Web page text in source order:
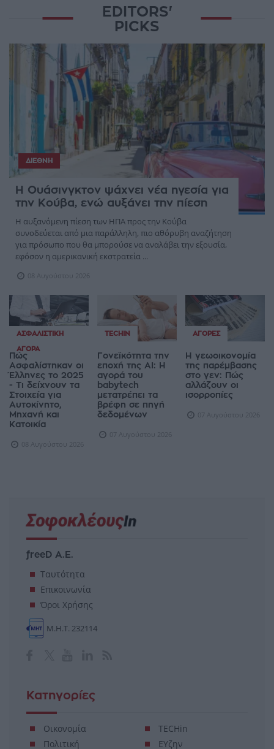
EDITORS'
PICKS
ΔΙΕΘΝΉ
Η Ουάσινγκτον ψάχνει νέα ηγεσία για
την Κούβα, ενώ αυξάνει την πίεση
Η αυξανόμενη πίεση των ΗΠΑ προς την Κούβα
συνοδεύεται από μια παράλληλη, πιο αθόρυβη αναζήτηση
για πρόσωπο που θα μπορούσε να αναλάβει την εξουσία,
εφόσον η αμερικανική εκστρατεία ...
08 Αυγούστου 2026
ΑΣΦΑΛΙΣΤΙΚΉ
ΑΓΟΡΆ
Πώς
Ασφαλίστηκαν οι
Έλληνες το 2025
- Τι δείχνουν τα
Στοιχεία για
Αυτοκίνητο,
Μηχανή και
Κατοικία
08 Αυγούστου 2026
TECHIN
Γονεϊκότητα την
εποχή της AI: Η
αγορά του
babytech
μετατρέπει τα
βρέφη σε πηγή
δεδομένων
07 Αυγούστου 2026
ΑΓΟΡΈΣ
Η γεωοικονομία
της παρέμβασης
στο γεν: Πώς
αλλάζουν οι
ισορροπίες
07 Αυγούστου 2026